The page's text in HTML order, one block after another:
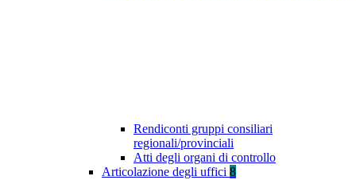
Rendiconti gruppi consiliari
regionali/provinciali
Atti degli organi di controllo
Articolazione degli uffici 8